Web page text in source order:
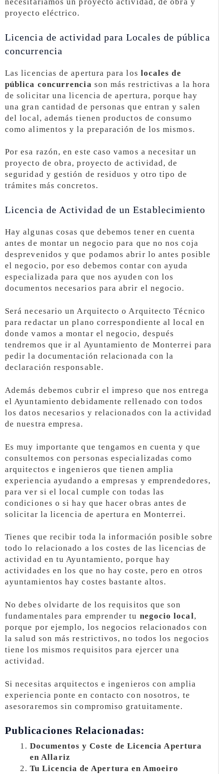
proyecto eléctrico.
Licencia de actividad para Locales de pública
concurrencia
Las licencias de apertura para los locales de
pública concurrencia son más restrictivas a la hora
de solicitar una licencia de apertura, porque hay
una gran cantidad de personas que entran y salen
del local, además tienen productos de consumo
como alimentos y la preparación de los mismos.
Por esa razón, en este caso vamos a necesitar un
proyecto de obra, proyecto de actividad, de
seguridad y gestión de residuos y otro tipo de
trámites más concretos.
Licencia de Actividad de un Establecimiento
Hay algunas cosas que debemos tener en cuenta
antes de montar un negocio para que no nos coja
desprevenidos y que podamos abrir lo antes posible
el negocio, por eso debemos contar con ayuda
especializada para que nos ayuden con los
documentos necesarios para abrir el negocio.
Será necesario un Arquitecto o Arquitecto Técnico
para redactar un plano correspondiente al local en
donde vamos a montar el negocio, después
tendremos que ir al Ayuntamiento de Monterrei para
pedir la documentación relacionada con la
declaración responsable.
Además debemos cubrir el impreso que nos entrega
el Ayuntamiento debidamente rellenado con todos
los datos necesarios y relacionados con la actividad
de nuestra empresa.
Es muy importante que tengamos en cuenta y que
consultemos con personas especializadas como
arquitectos e ingenieros que tienen amplia
experiencia ayudando a empresas y emprendedores,
para ver si el local cumple con todas las
condiciones o si hay que hacer obras antes de
solicitar la licencia de apertura en Monterrei.
Tienes que recibir toda la información posible sobre
todo lo relacionado a los costes de las licencias de
actividad en tu Ayuntamiento, porque hay
actividades en los que no hay coste, pero en otros
ayuntamientos hay costes bastante altos.
No debes olvidarte de los requisitos que son
fundamentales para emprender tu negocio local,
porque por ejemplo, los negocios relacionados con
la salud son más restrictivos, no todos los negocios
tiene los mismos requisitos para ejercer una
actividad.
Si necesitas arquitectos e ingenieros con amplia
experiencia ponte en contacto con nosotros, te
asesoraremos sin compromiso gratuitamente.
Publicaciones Relacionadas:
Documentos y Coste de Licencia Apertura
en Allariz
Tu Licencia de Apertura en Amoeiro